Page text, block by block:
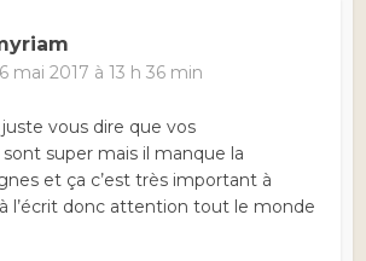
mai 2017 à 13 h 36 min
vous dire que vos
super mais il manque la
et ça c’est très important à
l’écrit donc attention tout le monde